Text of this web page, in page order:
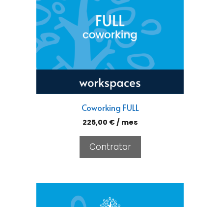
Coworking FULL
225,00 €/ mes
Contratar